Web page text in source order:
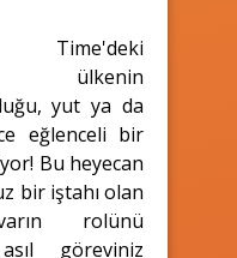
Time'deki
ülkenin
yut ya da
eğlenceli bir
Bu heyecan
bir iştahı olan
rolünü
göreviniz